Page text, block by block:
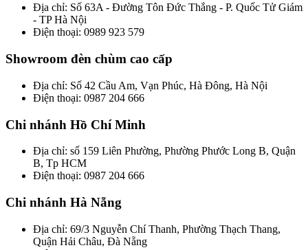
Địa chỉ: Số 63A - Đường Tôn Đức Thắng - P. Quốc Tử Giám
- TP Hà Nội
Điện thoại: 0989 923 579
Showroom đèn chùm cao cấp
Địa chỉ: Số 42 Cầu Am, Vạn Phúc, Hà Đông, Hà Nội
Điện thoại: 0987 204 666
Chi nhánh Hồ Chí Minh
Địa chỉ: số 159 Liên Phường, Phường Phước Long B, Quận
B, Tp HCM
Điện thoại: 0987 204 666
Chi nhánh Hà Nẵng
Địa chỉ: 69/3 Nguyễn Chí Thanh, Phường Thạch Thang,
Quận Hải Châu, Đà Nẵng